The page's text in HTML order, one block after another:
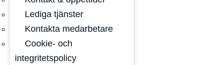
Lediga tjänster
Kontakta medarbetare
Cookie- och
integritetspolicy